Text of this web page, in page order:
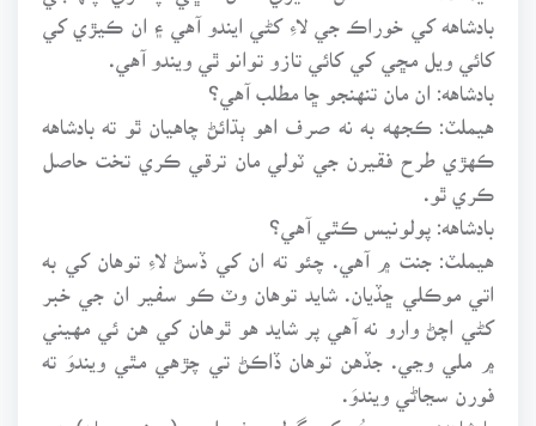
بادشاهه کي خوراڪ جي لاءِ کڻي ايندو آهي ۽ ان ڪيڙي کي
کائي ويل مڇي کي کائي تازو توانو ٿي ويندو آهي.
بادشاهه: ان مان تنهنجو ڇا مطلب آهي؟
هيملٽ: ڪجهه به نه صرف اهو ٻڌائڻ چاهيان ٿو ته بادشاهه
ڪهڙي طرح فقيرن جي ٽولي مان ترقي ڪري تخت حاصل
بادشاهه: پولونيس ڪٿي آهي؟
هيملٽ: جنت ۾ آهي. چئو ته ان کي ڏسڻ لاءِ توهان کي به
اتي موڪلي ڇڏيان. شايد توهان وٽ ڪو سفير ان جي خبر
کڻي اچڻ وارو نه آهي پر شايد هو ٿوهان کي هن ئي مهيني
۾ ملي وڃي. جڏهن توهان ڏاڪڻ تي چڙهي مٿي ويندوَ ته
فورن سڃاڻي ويندوَ.
بادشاهه: وڃو - هُن کي ڳولي وٺي اچو. (روزين سان) هي